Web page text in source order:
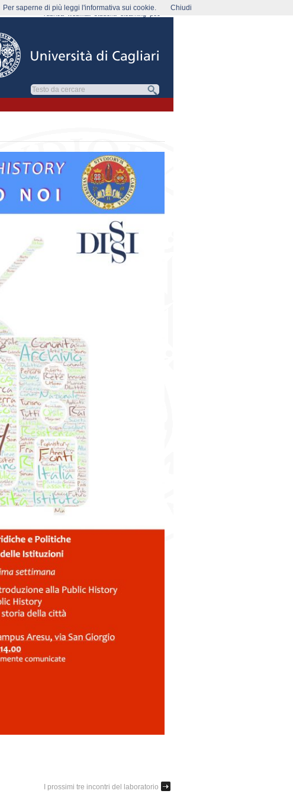
rubrica webmail
I prossimi tre incontri del laboratorio
Per saperne di più leggi l'informativa sui cookie. Chiudi